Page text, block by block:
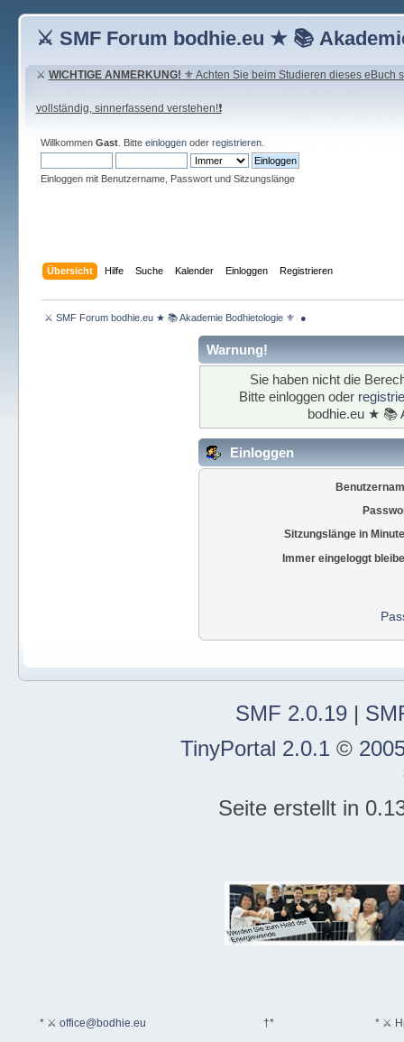
⚔ SMF Forum bodhie.eu ★ 📚
⚔ WICHTIGE ANMERKUNG! ⚜ Achten Sie beim Studieren dieses eBuch
vollständig, sinnerfassend verstehen!❗
Willkommen Gast. Bitte einloggenoder registrieren.
Einloggen mit Benutzername, Passwort und Sitzungslänge
Übersicht Hilfe Suche Kalender Einloggen Registrieren
⚔ SMF Forum bodhie.eu ★ 📚 Akademie Bodhietologie ⚜  ●
Warnung!
Sie haben nicht die
Bitte einloggen oder
bodhie.eu ★ 📚
Einloggen
Sitzungslänge in
Immer eingeloggt
SMF 2.0.19|
TinyPortal 2.0.1©
Seite erstellt in
* ⚔ office@bodhie.eu †* * ⚔